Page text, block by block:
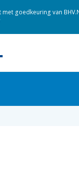
met goedkeuring van